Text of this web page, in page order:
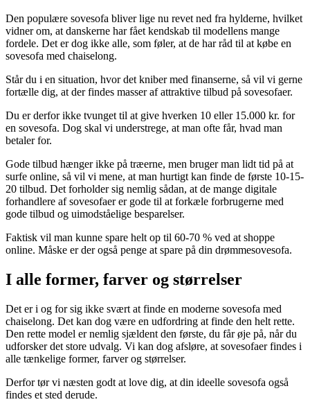
Den populære sovesofa bliver lige nu revet ned fra hylderne, hvilket
vidner om, at danskerne har fået kendskab til modellens mange
fordele. Det er dog ikke alle, som føler, at de har råd til at købe en
sovesofa med chaiselong.
Står du i en situation, hvor det kniber med finanserne, så vil vi gerne
fortælle dig, at der findes masser af attraktive tilbud på sovesofaer.
Du er derfor ikke tvunget til at give hverken 10 eller 15.000 kr. for
en sovesofa. Dog skal vi understrege, at man ofte får, hvad man
betaler for.
Gode tilbud hænger ikke på træerne, men bruger man lidt tid på at
surfe online, så vil vi mene, at man hurtigt kan finde de første 10-15-
20 tilbud. Det forholder sig nemlig sådan, at de mange digitale
forhandlere af sovesofaer er gode til at forkæle forbrugerne med
gode tilbud og uimodståelige besparelser.
Faktisk vil man kunne spare helt op til 60-70 % ved at shoppe
online. Måske er der også penge at spare på din drømmesovesofa.
I alle former, farver og størrelser
Det er i og for sig ikke svært at finde en moderne sovesofa med
chaiselong. Det kan dog være en udfordring at finde den helt rette.
Den rette model er nemlig sjældent den første, du får øje på, når du
udforsker det store udvalg. Vi kan dog afsløre, at sovesofaer findes i
alle tænkelige former, farver og størrelser.
Derfor tør vi næsten godt at love dig, at din ideelle sovesofa også
findes et sted derude.